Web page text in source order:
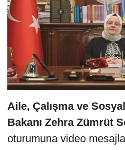
Aile, Çalışma ve
Bakanı Zehra Zümrüt
oturumuna video mesajla